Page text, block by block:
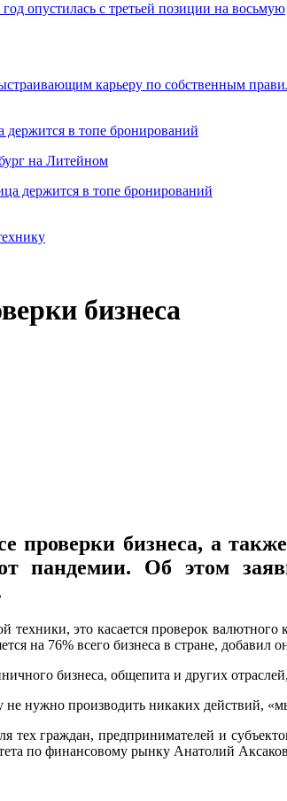
опустилась с третьей позиции на восьмую
карьеру по собственным
держится в топе бронирований
на Литейном
бизнеса
проверки бизнеса, а
от пандемии. Об этом
техники, это касается проверок
на 76% всего бизнеса в стране, добавил
бизнеса, общепита и других
нужно производить никаких действий,
граждан, предпринимателей и
по финансовому рынку Анатолий